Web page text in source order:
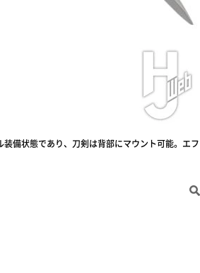
備状態であり、刀剣は背部にマウント可能。エフ